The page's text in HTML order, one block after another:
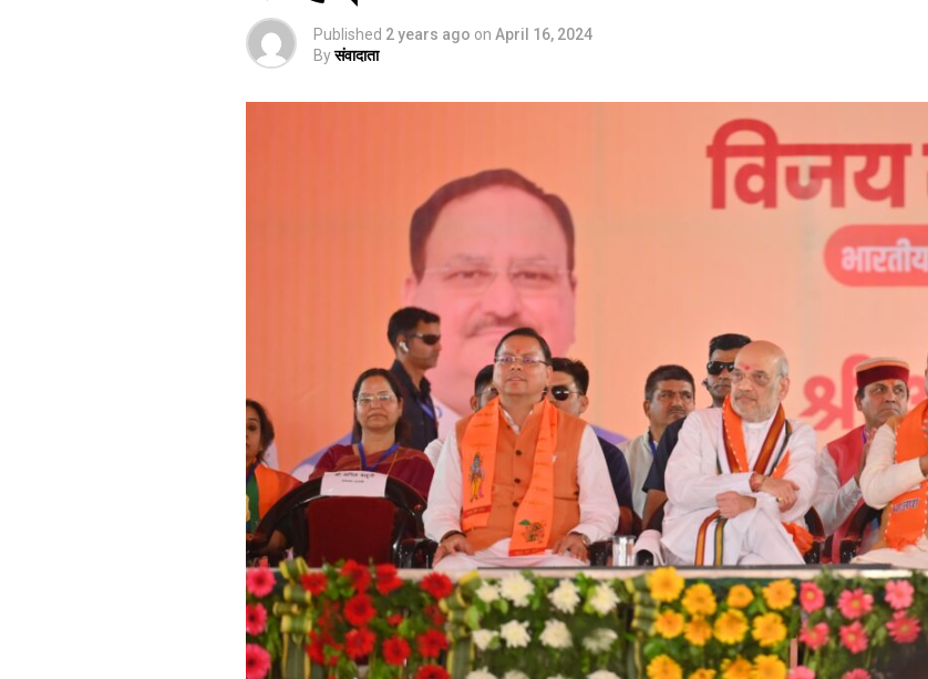
Published 2 years ago on April 16, 2024
Byसंवादाता